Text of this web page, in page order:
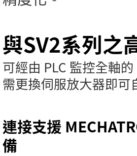
與SV2系列之
可經由 PLC 監控全軸
需更換伺服放大器即可
連接支援
備